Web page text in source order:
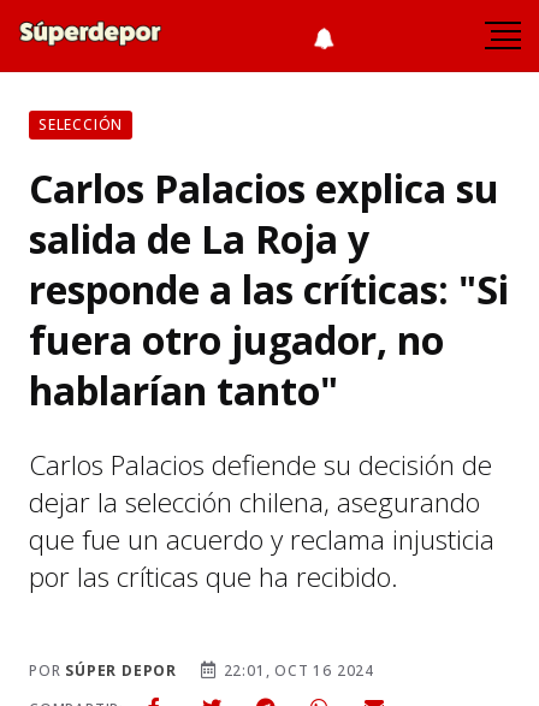
SELECCIÓN
Carlos Palacios explica su
salida de La Roja y
responde a las críticas: "Si
fuera otro jugador, no
hablarían tanto"
Carlos Palacios defiende su decisión de
dejar la selección chilena, asegurando
que fue un acuerdo y reclama injusticia
por las críticas que ha recibido.
POR SÚPER DEPOR
22:01, OCT 16 2024